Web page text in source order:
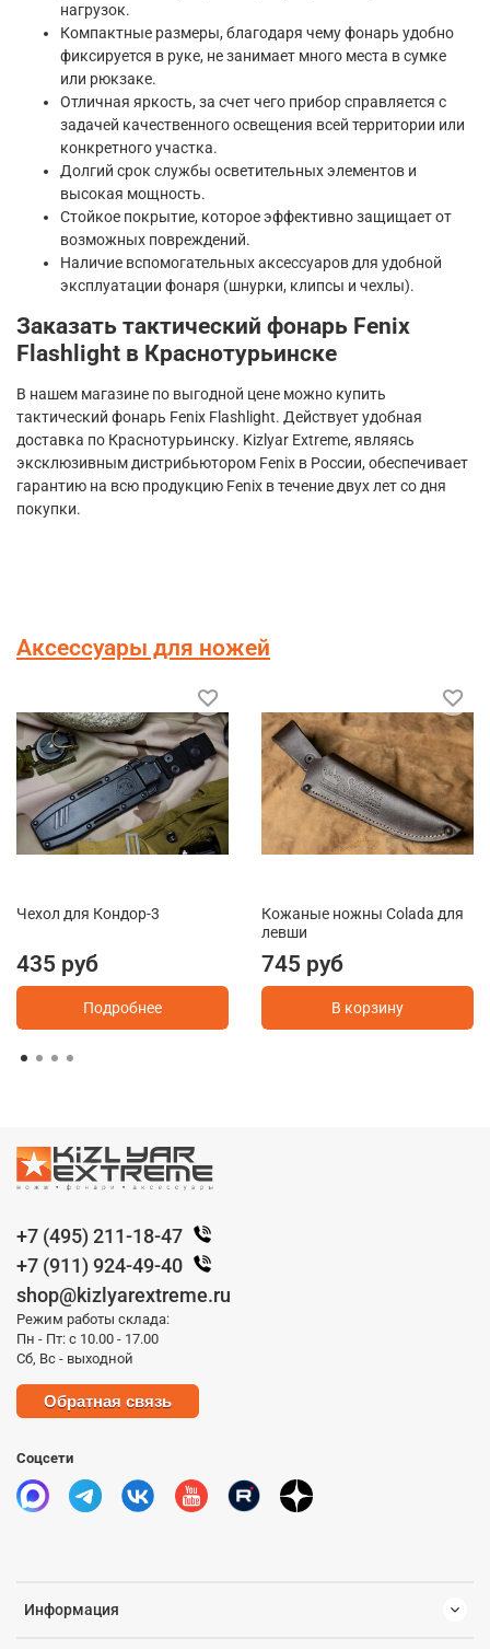
нагрузок.
Компактные размеры, благодаря чему фонарь удобно
фиксируется в руке, не занимает много места в сумке
или рюкзаке.
Отличная яркость, за счет чего прибор справляется с
задачей качественного освещения всей территории или
конкретного участка.
Долгий срок службы осветительных элементов и
высокая мощность.
Стойкое покрытие, которое эффективно защищает от
возможных повреждений.
Наличие вспомогательных аксессуаров для удобной
эксплуатации фонаря (шнурки, клипсы и чехлы).
Заказать тактический фонарь Fenix
Flashlight в Краснотурьинске
В нашем магазине по выгодной цене можно купить
тактический фонарь Fenix Flashlight. Действует удобная
доставка по Краснотурьинску. Kizlyar Extreme, являясь
эксклюзивным дистрибьютором Fenix в России, обеспечивает
гарантию на всю продукцию Fenix в течение двух лет со дня
покупки.
Аксессуары для ножей
Чехол для Кондор-3
435 руб
Подробнее
Кожаные ножны Colada для
левши
745 руб
В корзину
Информация
+7 (495) 211-18-47
+7 (911) 924-49-40
shop@kizlyarextreme.ru
Режим работы склада:
Пн - Пт: с 10.00 - 17.00
Сб, Вс - выходной
Обратная связь
Соцсети